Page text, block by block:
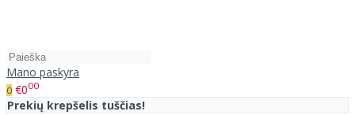
Mano paskyra
0 €000
Prekių krepšelis tuščias!